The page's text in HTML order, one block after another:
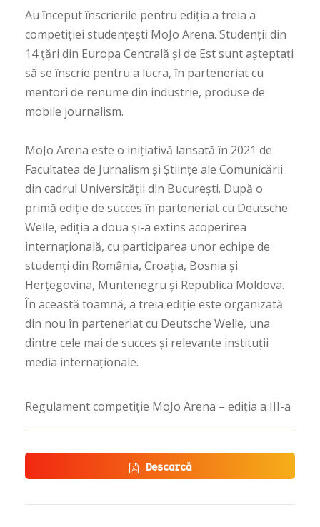
Au început înscrierile pentru ediția a treia a
competiției studențești MoJo Arena. Studenții din
14 țări din Europa Centrală și de Est sunt așteptați
să se înscrie pentru a lucra, în parteneriat cu
mentori de renume din industrie, produse de
mobile journalism.
MoJo Arena este o inițiativă lansată în 2021 de
Facultatea de Jurnalism și Științe ale Comunicării
din cadrul Universității din București. După o
primă ediție de succes în parteneriat cu Deutsche
Welle, ediția a doua și-a extins acoperirea
internațională, cu participarea unor echipe de
studenți din România, Croația, Bosnia și
Herțegovina, Muntenegru și Republica Moldova.
În această toamnă, a treia ediție este organizată
din nou în parteneriat cu Deutsche Welle, una
dintre cele mai de succes și relevante instituții
media internaționale.
Regulament competiție MoJo Arena – ediția a III-a
Descarcă